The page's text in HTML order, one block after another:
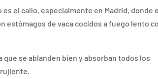
el callo, especialmente en Madrid, donde
estómagos de vaca cocidos a fuego lento
se ablanden bien y absorban todos los